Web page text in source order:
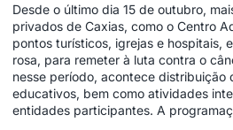
Desde o último dia 15 de outubro,
privados de Caxias, como o Centro
pontos turísticos, igrejas e hospitais,
rosa, para remeter à luta contra o
nesse período, acontece distribuição
educativos, bem como atividades
entidades participantes. A